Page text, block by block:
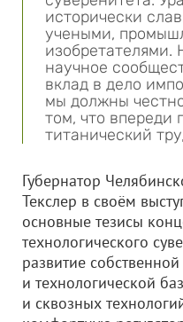
исторически
учеными,
изобретателями.
научное
вклад в дело
мы должны
том, что впереди
титанический
Губернатор
Текслер в своём
основные тезисы
технологического
развитие
и технологической
и сквозных